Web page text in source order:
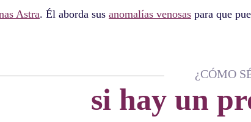
Astra. Él aborda sus anomalías venosas para que
¿CÓMO
si hay un